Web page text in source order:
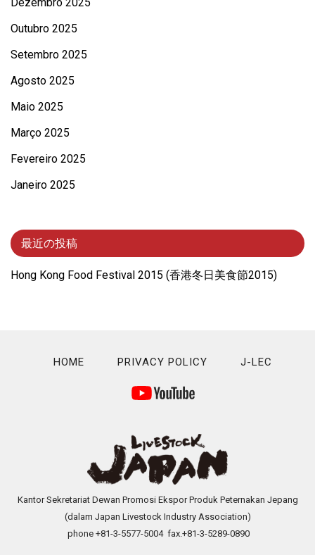
Outubro 2025
Setembro 2025
Agosto 2025
Maio 2025
Março 2025
Fevereiro 2025
Janeiro 2025
最近の投稿
Hong Kong Food Festival 2015 (⾹港冬⽇美⾷節2015)
HOME PRIVACY POLICY J-LEC
Kantor Sekretariat Dewan Promosi Ekspor Produk Peternakan Jepang
(dalam Japan Livestock Industry Association)
phone +81-3-5577-5004 fax.+81-3-5289-0890